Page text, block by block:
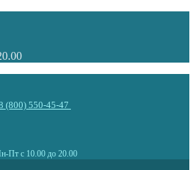
(800) 550-45-47
Пт с 10.00 до 20.00